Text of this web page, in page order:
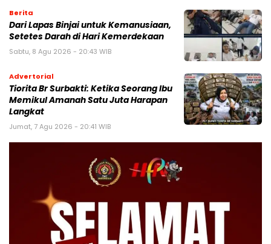
Berita
Dari Lapas Binjai untuk Kemanusiaan,
Setetes Darah di Hari Kemerdekaan
Sabtu, 8 Agu 2026 - 20:43 WIB
Advertorial
Tiorita Br Surbakti: Ketika Seorang Ibu
Memikul Amanah Satu Juta Harapan
Langkat
Jumat, 7 Agu 2026 - 20:41 WIB